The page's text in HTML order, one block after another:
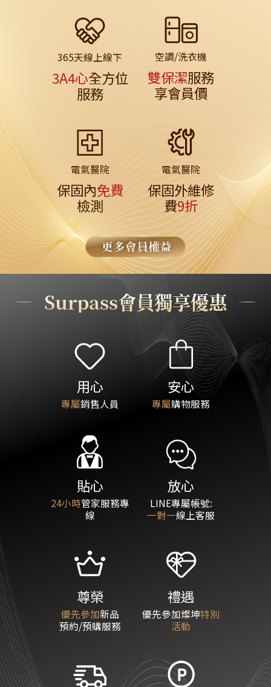
365天線上線下
3A4心全方位
服務
空調/洗衣機
雙保潔服務
享會員價
電氣醫院
保固內免費
檢測
電氣醫院
保固外維修
費9折
Surpass會員獨享優惠
用心
專屬銷售人員
安心
專屬購物服務
貼心
24小時管家服務專
線
放心
LINE專屬帳號:
一對一線上客服
尊榮
優先參加新品
預約/預購服務
禮遇
優先參加燦坤特別
活動